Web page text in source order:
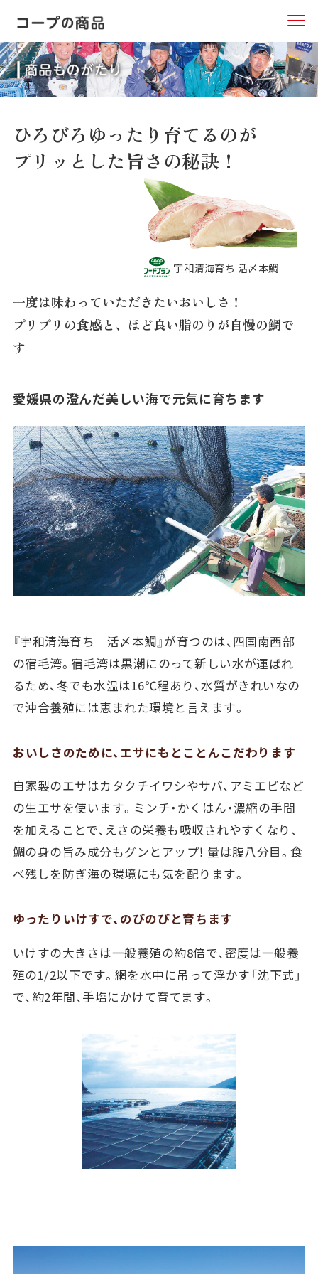
ひろびろゆったり育てるのが
プリッとした旨さの秘訣！
宇和清海育ち 活〆本鯛
一度は味わっていただきたいおいしさ！
プリプリの食感と、ほど良い脂のりが自慢の鯛で
す
愛媛県の澄んだ美しい海で元気に育ちます
『宇和清海育ち 活〆本鯛』が育つのは、四国南西部
の宿毛湾。宿毛湾は黒潮にのって新しい水が運ばれ
るため、冬でも水温は16℃程あり、水質がきれいなの
で沖合養殖には恵まれた環境と言えます。
おいしさのために、エサにもとことんこだわります
自家製のエサはカタクチイワシやサバ、アミエビなど
の生エサを使います。ミンチ・かくはん・濃縮の手間
を加えることで、えさの栄養も吸収されやすくなり、
鯛の身の旨み成分もグンとアップ！ 量は腹八分目。食
べ残しを防ぎ海の環境にも気を配ります。
ゆったりいけすで、のびのびと育ちます
いけすの大きさは一般養殖の約8倍で、密度は一般養
殖の1/2以下です。網を水中に吊って浮かす「沈下式」
で、約2年間、手塩にかけて育てます。